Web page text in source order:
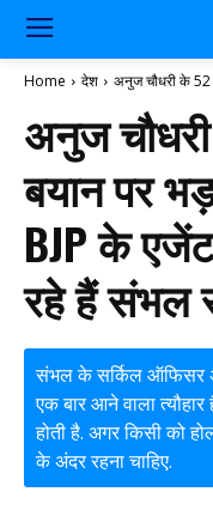
Home देश अनुज चौधरी के 52
अनुज
बयान पर
BJP के
रहे हैं संभल
संभल के सर्किल ऑफिसर
एक बार आने वाला
होती है. अगर किसी को
के अंदर रहना चाहिए.